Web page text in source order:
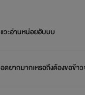
แวะอ่านหน่อยฮับบบ
อดยากมากเหรอถึงต้องขอข้า